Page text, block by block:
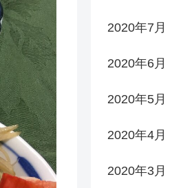
2020年7月
2020年6月
2020年5月
2020年4月
2020年3月